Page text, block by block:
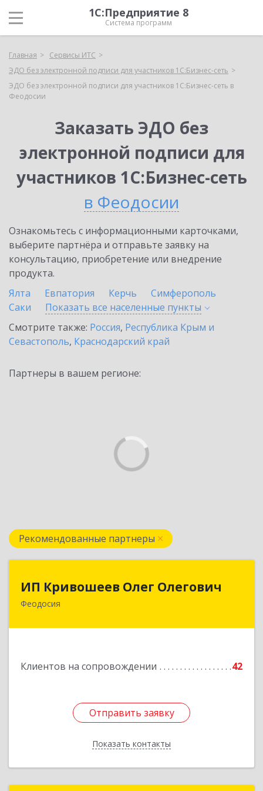
1С:Предприятие 8
Система программ
Главная
Сервисы ИТС
ЭДО без электронной подписи для участников 1С:Бизнес-сеть
ЭДО без электронной подписи для участников 1С:Бизнес-сеть в
Феодосии
Заказать ЭДО без
электронной подписи для
участников 1С:Бизнес-сеть
в Феодосии
Ознакомьтесь с информационными карточками,
выберите партнёра и отправьте заявку на
консультацию, приобретение или внедрение
продукта.
Ялта
Евпатория Керчь
Симферополь
Саки
Показать все населенные пункты
Смотрите также: Россия, Республика Крым и
Севастополь, Краснодарский край
Партнеры в вашем регионе:
Рекомендованные партнеры
ИП Кривошеев Олег Олегович
Феодосия
Клиентов на сопровождении 42
Отправить заявку
Показать контакты
Отправить заявку
Назад